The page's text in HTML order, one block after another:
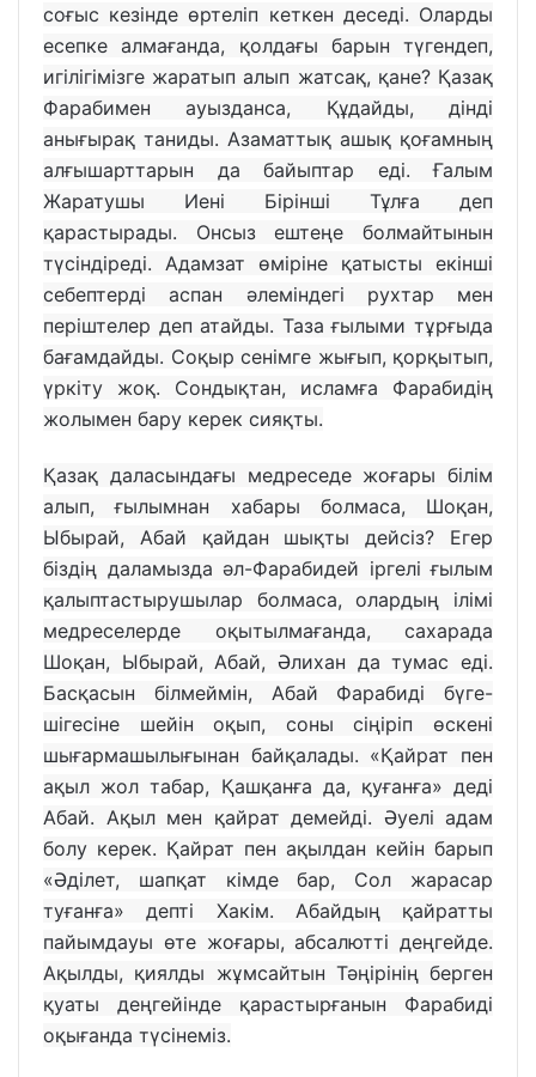
соғыс кезінде өртеліп кеткен деседі. Оларды
есепке алмағанда, қолдағы барын түгендеп,
игілігімізге жаратып алып жатсақ, қане? Қазақ
Фарабимен ауызданса, Құдайды, дінді
анығырақ таниды. Азаматтық ашық қоғамның
алғышарттарын да байыптар еді. Ғалым
Жаратушы Иені Бірінші Тұлға деп
қарастырады. Онсыз ештеңе болмайтынын
түсіндіреді. Адамзат өміріне қатысты екінші
себептерді аспан әлеміндегі рухтар мен
періштелер деп атайды. Таза ғылыми тұрғыда
бағамдайды. Соқыр сенімге жығып, қорқытып,
үркіту жоқ. Сондықтан, исламға Фарабидің
жолымен бару керек сияқты.
Қазақ даласындағы медреседе жоғары білім
алып, ғылымнан хабары болмаса, Шоқан,
Ыбырай, Абай қайдан шықты дейсіз? Егер
біздің даламызда әл-Фарабидей іргелі ғылым
қалыптастырушылар болмаса, олардың ілімі
медреселерде оқытылмағанда, сахарада
Шоқан, Ыбырай, Абай, Әлихан да тумас еді.
Басқасын білмеймін, Абай Фарабиді бүге-
шігесіне шейін оқып, соны сіңіріп өскені
шығармашылығынан байқалады. «Қайрат пен
ақыл жол табар, Қашқанға да, қуғанға» деді
Абай. Ақыл мен қайрат демейді. Әуелі адам
болу керек. Қайрат пен ақылдан кейін барып
«Әділет, шапқат кімде бар, Сол жарасар
туғанға» депті Хакім. Абайдың қайратты
пайымдауы өте жоғары, абсалютті деңгейде.
Ақылды, қиялды жұмсайтын Тәңірінің берген
қуаты деңгейінде қарастырғанын Фарабиді
оқығанда түсінеміз.